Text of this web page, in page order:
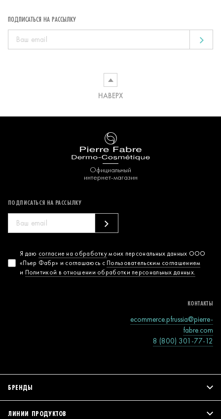
ПОДПИСАТЬСЯ НА РАССЫЛКУ
НАВЕРХ
ПОДПИСАТЬСЯ НА РАССЫЛКУ
Согласие на
обработку
персональных
Я даю согласие на обработкумоих персональных данных ООО
«Пьер Фабр» и соглашаюсь с Пользовательским соглашением
и Политикой в отношении обработки персональных данных.
Официальный
интернет-магазин
КОНТАКТЫ
ecommerce.pfrussia@pierre-
fabre.com
8 (800) 301-77-12
БРЕНДЫ
ЛИНИИ ПРОДУКТОВ